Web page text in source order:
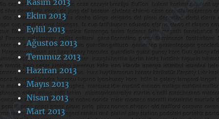
Ekim 2013
Eylül 2013
Ağustos 2013
Temmuz 2013
Haziran 2013
Mayıs 2013
Nisan 2013
Mart 2013